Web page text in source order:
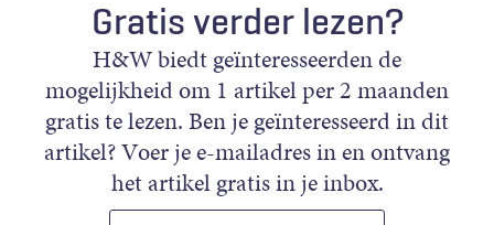
Gratis verder lezen?
H&W biedt geïnteresseerden de
mogelijkheid om 1 artikel per 2 maanden
gratis te lezen. Ben je geïnteresseerd in dit
artikel? Voer je e-mailadres in en ontvang
het artikel gratis in je inbox.